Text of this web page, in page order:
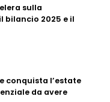
sulla
bilancio 2025 e il
conquista l’estate
da avere